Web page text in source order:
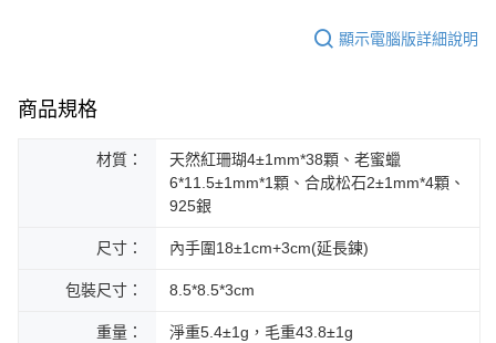
顯示電腦版詳細說明
商品規格
材質：
天然紅珊瑚4±1mm*38顆、老蜜蠟
6*11.5±1mm*1顆、合成松石2±1mm*4顆、
925銀
尺寸： 內手圍18±1cm+3cm(延長鍊)
包裝尺寸： 8.5*8.5*3cm
重量： 淨重5.4±1g，毛重43.8±1g